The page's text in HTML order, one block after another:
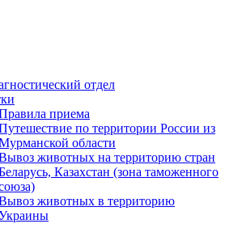
отдел
приема
по территории России из
области
животных на территорию стран
Казахстан (зона таможенного
животных в территорию